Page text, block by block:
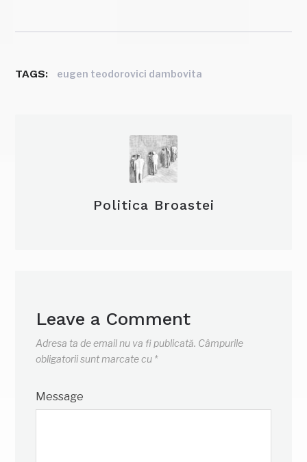
TAGS: eugen teodorovici dambovita
Politica Broastei
Leave a Comment
Adresa ta de email nu va fi publicată. Câmpurile
obligatorii sunt marcate cu *
Message